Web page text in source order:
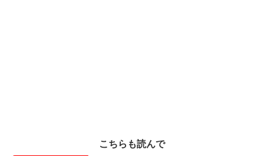
こちらも読んで